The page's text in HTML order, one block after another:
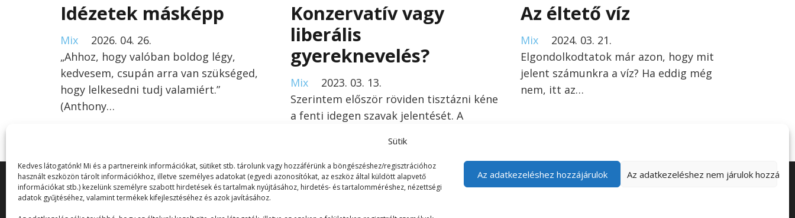
Sütik
Kedves látogatónk! Mi és a partnereink információkat, sütiket stb. tárolunk vagy hozzáférünk a böngészéshez/regisztrációhoz
használt eszközön tárolt információkhoz, illetve személyes adatokat (egyedi azonosítókat, az eszköz által küldött alapvető
információkat stb.) kezelünk személyre szabott hirdetések és tartalmak nyújtásához, hirdetés- és tartalomméréshez, nézettségi
adatok gyűjtéséhez, valamint termékek kifejlesztéséhez és azok javításához.
Az adatkezeléshez hozzájárulok Az adatkezeléshez nem járulok hozzá
Idézetek másképp
Mix
2026. 04. 26.
„Ahhoz, hogy valóban boldog légy,
kedvesem, csupán arra van szükséged,
hogy lelkesedni tudj valamiért.”
(Anthony…
Konzervatív vagy
liberális
gyereknevelés?
Mix
2023. 03. 13.
Szerintem először röviden tisztázni kéne
a fenti idegen szavak jelentését. A
Az éltető víz
Mix
2024. 03. 21.
Elgondolkodtatok már azon, hogy mit
jelent számunkra a víz? Ha eddig még
nem, itt az…
Navigáció